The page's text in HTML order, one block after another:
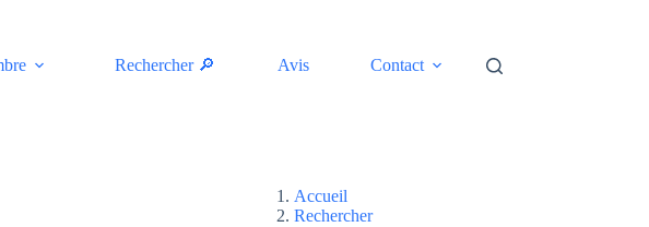
Rechercher 🔎 Avis Contact
Accueil
Rechercher